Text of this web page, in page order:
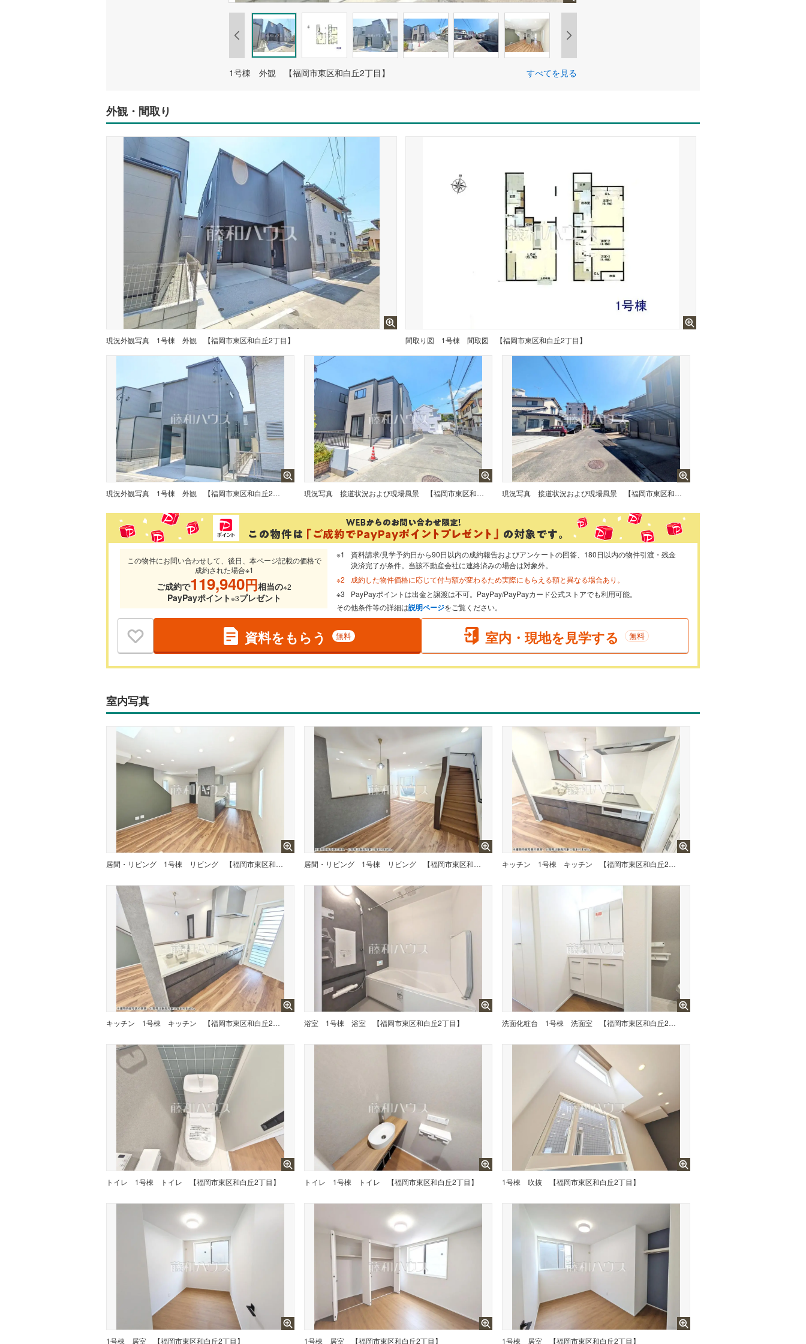
1号棟 外観 【福岡市東区和白丘2丁目】 すべてを見る
外観・間取り
現況外観写真 1号棟 外観 【福岡市東区和白丘2丁目】 間取り図 1号棟 間取図 【福岡市東区和白丘2丁目】
現況外観写真 1号棟 外観 【福岡市東区和白丘2丁目】 現況写真 接道状況および現場風景 【福岡市東区和白丘2丁目】 現況写真 接道状況および現場風景 【福岡市東区和白丘2丁目】
この物件にお問い合わせして、後日、本ページ記載の価格で
成約された場合※1
ご成約で119,940円相当の※2
PayPayポイント※3プレゼント
資料請求/見学予約日から90日以内の成約報告およびアンケートの回答、180日以内の物件引渡・残金
決済完了が条件。当該不動産会社に連絡済みの場合は対象外。
成約した物件価格に応じて付与額が変わるため実際にもらえる額と異なる場合あり。
PayPayポイントは出金と譲渡は不可。PayPay/PayPayカード公式ストアでも利用可能。
その他条件等の詳細は説明ページをご覧ください。
資料をもらう 無料 室内・現地を見学する 無料
室内写真
居間・リビング 1号棟 リビング 【福岡市東区和白丘2丁目】 居間・リビング 1号棟 リビング 【福岡市東区和白丘2丁目】 キッチン 1号棟 キッチン 【福岡市東区和白丘2丁目】
キッチン 1号棟 キッチン 【福岡市東区和白丘2丁目】 浴室 1号棟 浴室 【福岡市東区和白丘2丁目】 洗面化粧台 1号棟 洗面室 【福岡市東区和白丘2丁目】
トイレ 1号棟 トイレ 【福岡市東区和白丘2丁目】 トイレ 1号棟 トイレ 【福岡市東区和白丘2丁目】 1号棟 吹抜 【福岡市東区和白丘2丁目】
1号棟 居室 【福岡市東区和白丘2丁目】 1号棟 居室 【福岡市東区和白丘2丁目】 1号棟 居室 【福岡市東区和白丘2丁目】